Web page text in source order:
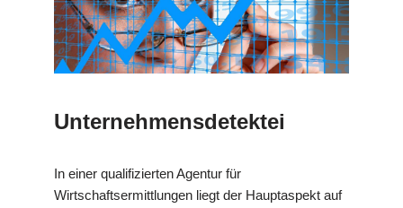
Unternehmensdetektei
In einer qualifizierten Agentur für
Wirtschaftsermittlungen liegt der Hauptaspekt auf